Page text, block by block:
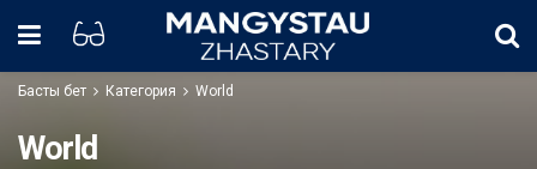
Басты бет Категория World
World